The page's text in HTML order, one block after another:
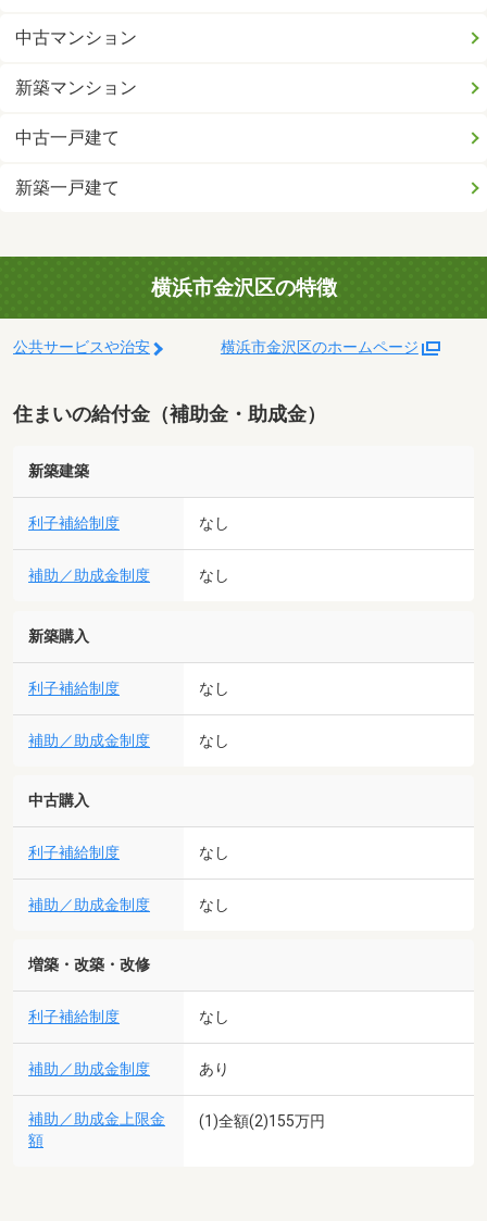
中古マンション
新築マンション
中古一戸建て
新築一戸建て
横浜市金沢区の特徴
公共サービスや治安 横浜市金沢区のホームページ
住まいの給付金（補助金・助成金）
新築建築
利子補給制度 なし
補助／助成金制度 なし
新築購入
利子補給制度 なし
補助／助成金制度 なし
中古購入
利子補給制度 なし
補助／助成金制度 なし
増築・改築・改修
利子補給制度 なし
補助／助成金制度 あり
補助／助成金上限金
額
(1)全額(2)155万円